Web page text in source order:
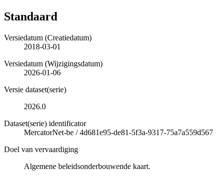
Standaard
Versiedatum (Creatiedatum)
2018-03-01
Versiedatum (Wijzigingsdatum)
2026-01-06
Versie dataset(serie)
2026.0
Dataset(serie) identificator
MercatorNet-be /4d681e95-de81-5f3a-9317-75a7a559d567
Doel van vervaardiging
Algemene beleidsonderbouwende kaart.